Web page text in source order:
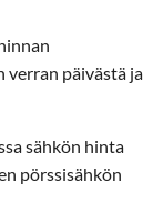
verran päivästä ja
sähkön hinta
pörssisähkön